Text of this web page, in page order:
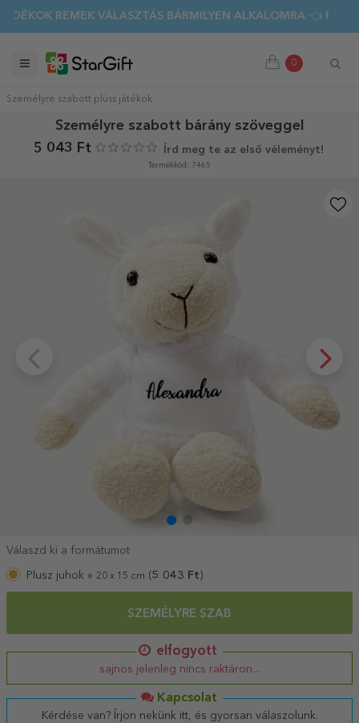
REMEK VÁLASZTÁS BÁRMILYEN ALKALOMRA 👈 FEDEZD FEL
0
Személyre szabott plüss játékok
Személyre szabott bárány szöveggel
5 043 Ft
Írd meg te az első véleményt!
Termékkód: 7465
Válaszd ki a formátumot
Plusz juhok » 20 x 15 cm (5 043 Ft )
SZEMÉLYRE SZAB
elfogyott
sajnos jelenleg nincs raktáron...
Kapcsolat
Kérdése van? Írjon nekünk itt, és gyorsan válaszolunk.